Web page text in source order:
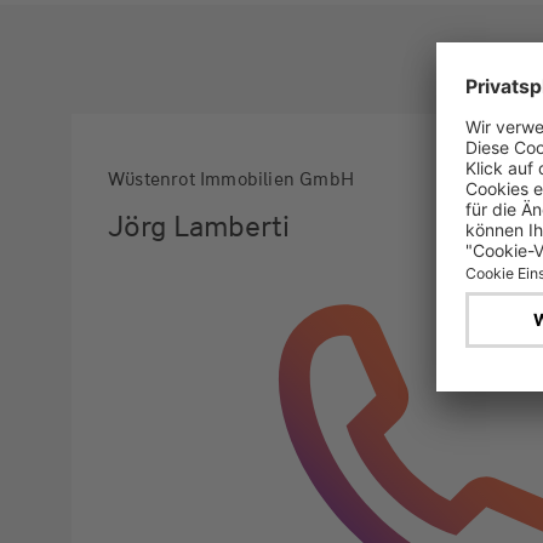
Wüstenrot Immobilien GmbH
Jörg Lamberti